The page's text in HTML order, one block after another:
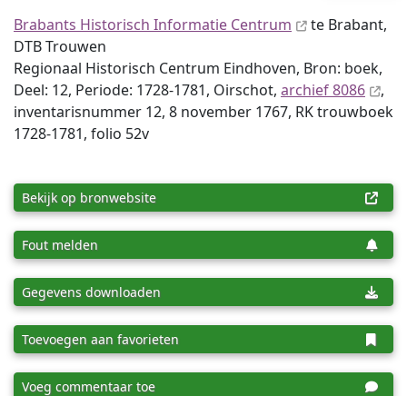
Brabants Historisch Informatie Centrum
te Brabant,
DTB Trouwen
Regionaal Historisch Centrum Eindhoven, Bron: boek,
Deel: 12, Periode: 1728-1781, Oirschot, archief 8086
,
inventaris­num­mer 12, 8 november 1767, RK trouwboek
1728-1781, folio 52v
Bekijk op bronwebsite
Fout melden
Gegevens downloaden
Toevoegen aan favorieten
Voeg commentaar toe